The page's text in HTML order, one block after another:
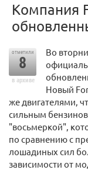
Компания
отметили
8
в архиве
Во
Новый
же двигателями,
сильным
"восьмеркой",
по сравнению с
лошадиных сил
зависимости от